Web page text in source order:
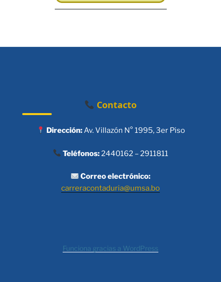
Contacto
Dirección:Av. Villazón N° 1995, 3er Piso
Teléfonos:2440162 – 2911811
Correo electrónico:
carreracontaduria@umsa.bo
Funciona gracias a WordPress